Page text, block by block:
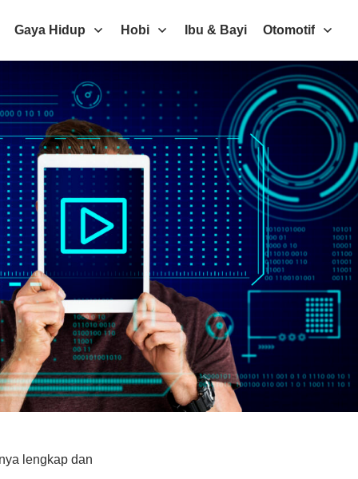
Gaya Hidup Hobi Ibu & Bayi Otomotif
lengkap dan